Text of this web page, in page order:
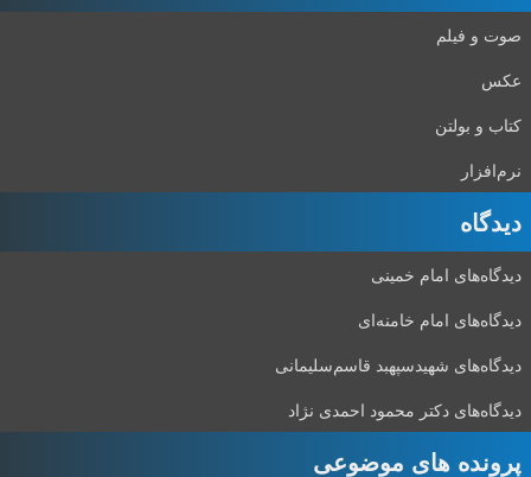
صوت و فیلم
عکس
کتاب و بولتن
نرم‌افزار
دیدگاه‌
دیدگاه‌های امام خمینی
دیدگاه‌های امام خامنه‌ای
دیدگاه‌های شهید‌سپهبد قاسم‌سلیمانی
دیدگاه‌های دکتر محمود احمدی نژاد
پرونده های موضوعی